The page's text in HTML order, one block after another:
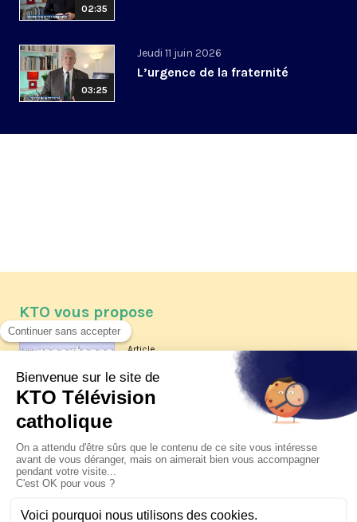
02:35
03:25
Jeudi 11 juin 2026
L’urgence de la fraternité
KTO vous propose
Article
Les reportages d'été 2026 de KTO
La visite pastorale du pape Léon
XIV à Assise à suivre sur KTO le
jeudi 6 août
Le pape en Uruguay, Argentine et